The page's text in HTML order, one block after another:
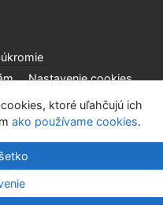
Nastavenie cookies
pri Technickej
Cosmotron Slovakia, s.r.o.
ktoré uľahčujú ich
ako používame cookies.